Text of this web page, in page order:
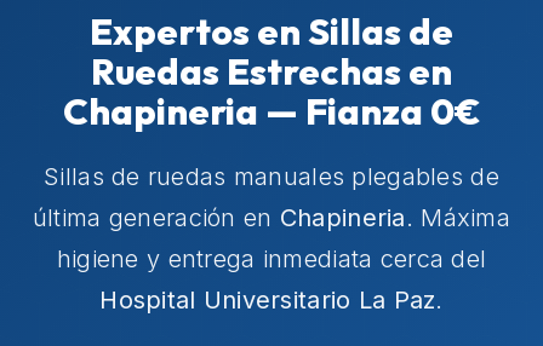
Expertos en Sillas de
Ruedas Estrechas en
Chapineria — Fianza 0€
Sillas de ruedas manuales plegables de
última generación en Chapineria. Máxima
higiene y entrega inmediata cerca del
Hospital Universitario La Paz.